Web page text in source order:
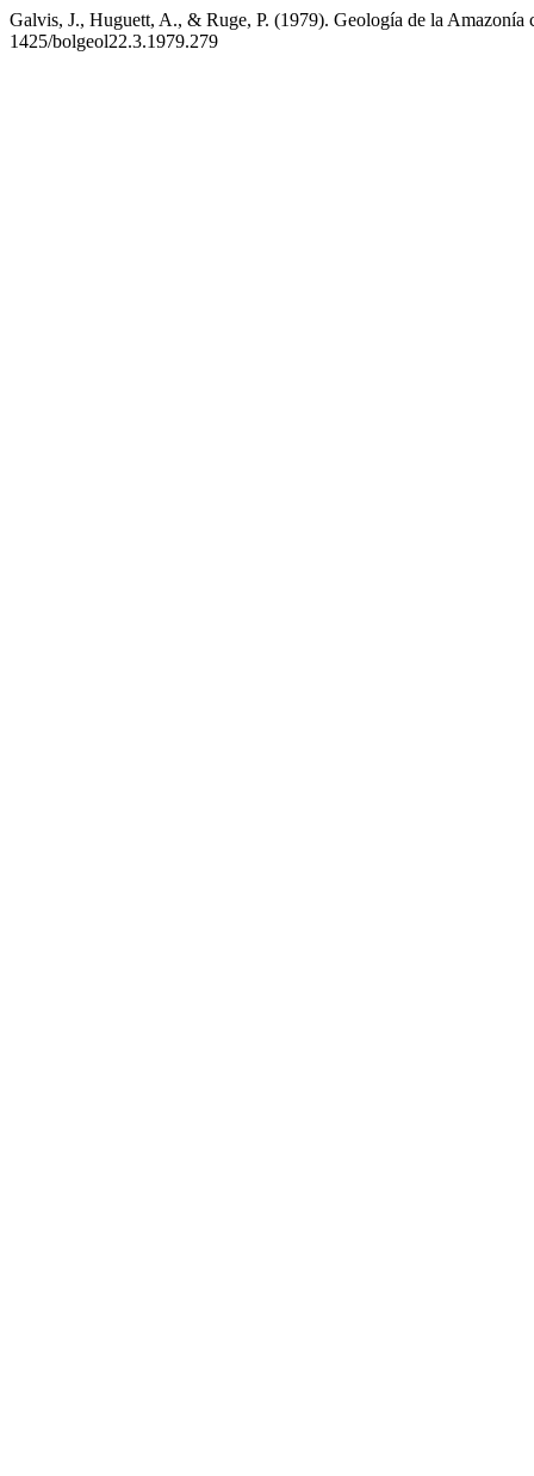
Galvis, J., Huguett, A., & Ruge, P. (1979). Geología de la Amazonía
1425/bolgeol22.3.1979.279